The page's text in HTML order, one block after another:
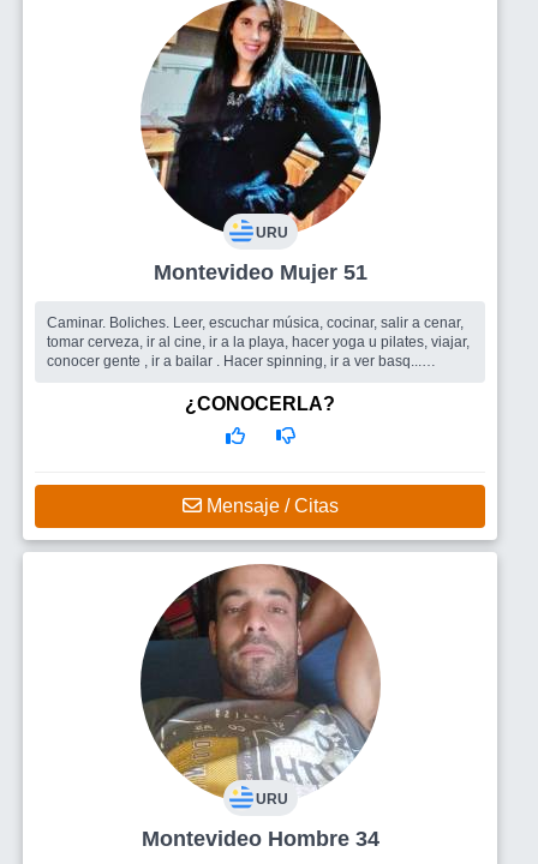
URU
Montevideo Mujer 51
Caminar. Boliches. Leer, escuchar música, cocinar, salir a cenar,
tomar cerveza, ir al cine, ir a la playa, hacer yoga u pilates, viajar,
conocer gente , ir a bailar . Hacer spinning, ir a ver basq...
¿CONOCERLA?
Mensaje / Citas
URU
Montevideo Hombre 34